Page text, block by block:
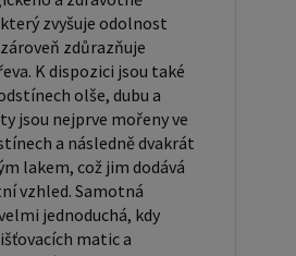
o rozměru 120x200 cm a
za velmi komfortní
postele je ideální pro
více prostoru než
nabízí. Rozměry postele
cm jsou považovány za
postel. Před
ujistěte, že máte dostatek
zvyšuje odolnost
zdůrazňuje
K dispozici jsou také
olše, dubu a
jsou nejprve mořeny ve
a následně dvakrát
lakem, což jim dodává
vzhled. Samotná
jednoduchá, kdy
matic a